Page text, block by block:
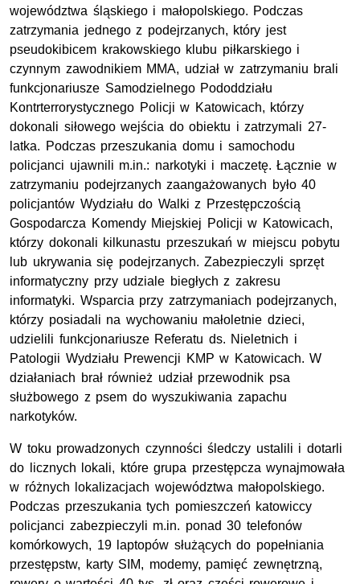
województwa śląskiego i małopolskiego. Podczas
zatrzymania jednego z podejrzanych, który jest
pseudokibicem krakowskiego klubu piłkarskiego i
czynnym zawodnikiem MMA, udział w zatrzymaniu brali
funkcjonariusze Samodzielnego Pododdziału
Kontrterrorystycznego Policji w Katowicach, którzy
dokonali siłowego wejścia do obiektu i zatrzymali 27-
latka. Podczas przeszukania domu i samochodu
policjanci ujawnili m.in.: narkotyki i maczetę. Łącznie w
zatrzymaniu podejrzanych zaangażowanych było 40
policjantów Wydziału do Walki z Przestępczością
Gospodarcza Komendy Miejskiej Policji w Katowicach,
którzy dokonali kilkunastu przeszukań w miejscu pobytu
lub ukrywania się podejrzanych. Zabezpieczyli sprzęt
informatyczny przy udziale biegłych z zakresu
informatyki. Wsparcia przy zatrzymaniach podejrzanych,
którzy posiadali na wychowaniu małoletnie dzieci,
udzielili funkcjonariusze Referatu ds. Nieletnich i
Patologii Wydziału Prewencji KMP w Katowicach. W
działaniach brał również udział przewodnik psa
służbowego z psem do wyszukiwania zapachu
narkotyków.
W toku prowadzonych czynności śledczy ustalili i dotarli
do licznych lokali, które grupa przestępcza wynajmowała
w różnych lokalizacjach województwa małopolskiego.
Podczas przeszukania tych pomieszczeń katowiccy
policjanci zabezpieczyli m.in. ponad 30 telefonów
komórkowych, 19 laptopów służących do popełniania
przestępstw, karty SIM, modemy, pamięć zewnętrzną,